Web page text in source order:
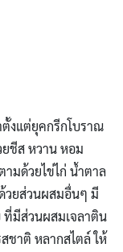
งแต่ยุคกรีกโบราณ
ชีส หวาน หอม
มด้วยไข่ไก่ น้ำตาล
วยส่วนผสมอื่นๆ มี
มีส่วนผสมเจลาติน
ชาติ หลากสไตล์ ให้